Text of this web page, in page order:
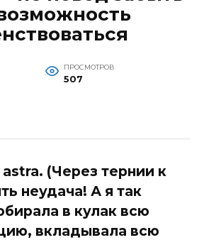
ПРОСМОТРОВ
507
(Через тернии к
неудача! А я так
в кулак всю
вкладывала всю